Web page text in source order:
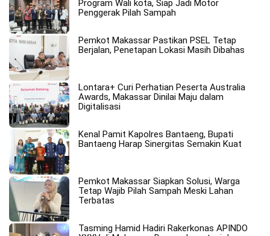
Program Wali kota, Siap Jadi Motor
Penggerak Pilah Sampah
Pemkot Makassar Pastikan PSEL Tetap
Berjalan, Penetapan Lokasi Masih Dibahas
Lontara+ Curi Perhatian Peserta Australia
Awards, Makassar Dinilai Maju dalam
Digitalisasi
Kenal Pamit Kapolres Bantaeng, Bupati
Bantaeng Harap Sinergitas Semakin Kuat
Pemkot Makassar Siapkan Solusi, Warga
Tetap Wajib Pilah Sampah Meski Lahan
Terbatas
Tasming Hamid Hadiri Rakerkonas APINDO